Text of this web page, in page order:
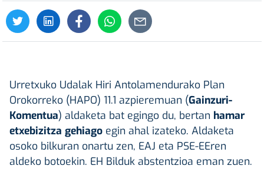
Urretxuko Udalak Hiri Antolamendurako Plan
Orokorreko (HAPO) 11.1 azpieremuan (Gainzuri-
Komentua) aldaketa bat egingo du, bertan hamar
etxebizitza gehiago egin ahal izateko. Aldaketa
osoko bilkuran onartu zen, EAJ eta PSE-EEren
aldeko botoekin. EH Bilduk abstentzioa eman zuen.